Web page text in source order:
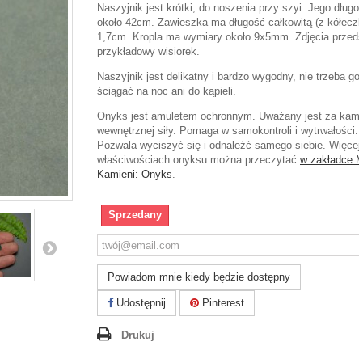
Naszyjnik jest krótki, do noszenia przy szyi. Jego
około 42cm. Zawieszka ma długość całkowitą (z
1,7cm. Kropla ma wymiary około 9x5mm. Zdjęcia
przykładowy wisiorek.
Naszyjnik jest delikatny i bardzo wygodny, nie trzeba go
ściągać na noc ani do kąpieli.
Onyks jest amuletem ochronnym. Uważany jest za
wewnętrznej siły. Pomaga w samokontroli i wytrwałości.
Pozwala wyciszyć się i odnaleźć samego siebie.
właściwościach onyksu można przeczytać w zakładce
Kamieni: Onyks
Sprzedany
Powiadom mnie kiedy będzie dostępny
Udostępnij Pinterest
Drukuj